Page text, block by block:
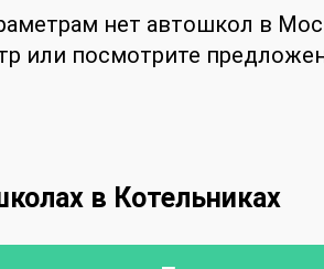
нет автошкол в
или посмотрите
в Котельниках